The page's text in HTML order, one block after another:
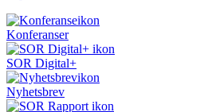
Konferanser
SOR Digital+
Nyhetsbrev